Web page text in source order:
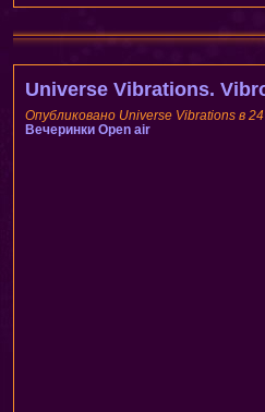
Universe Vibrations.
Опубликовано Universe Vibrations в
Вечеринки Open air